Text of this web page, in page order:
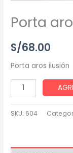
Porta
S/68.00
Porta aros ilusión
SKU: 604